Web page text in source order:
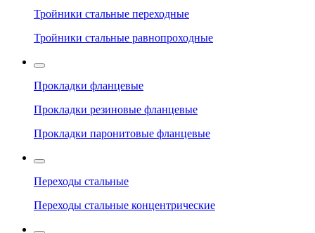
Тройники стальные переходные
Тройники стальные равнопроходные
Прокладки фланцевые
Прокладки резиновые фланцевые
Прокладки паронитовые фланцевые
Переходы стальные
Переходы стальные концентрические